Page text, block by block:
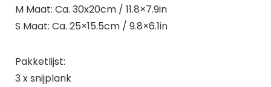
M Maat: Ca. 30x20cm / 11.8×7.9in
S Maat: Ca. 25×15.5cm / 9.8×6.1in
Pakketlijst:
3 x snijplank